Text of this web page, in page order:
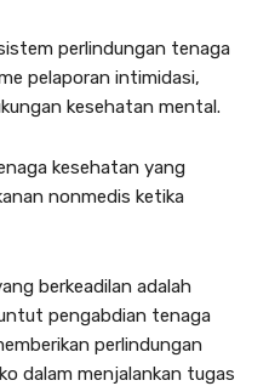
perlindungan tenaga
pelaporan intimidasi,
kesehatan mental.
kesehatan yang
nonmedis ketika
berkeadilan adalah
pengabdian tenaga
perlindungan
dalam menjalankan tugas